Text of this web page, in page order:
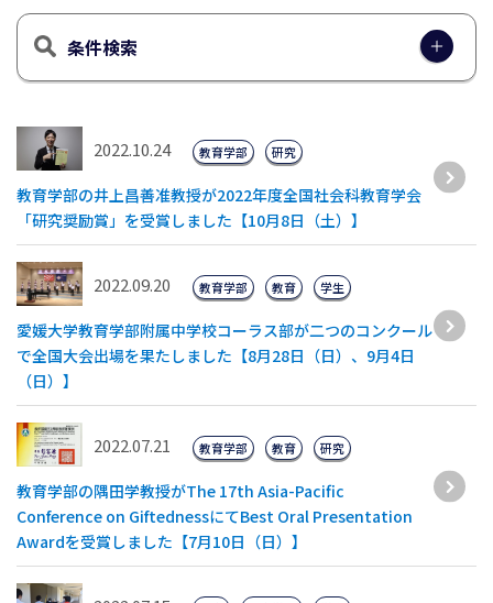
条件検索
2022.10.24
教育学部の井上昌善准教授が2022年度全国社会科教育学会
「研究奨励賞」を受賞しました【10月8日（土）】
教育学部 研究
2022.09.20
愛媛大学教育学部附属中学校コーラス部が二つのコンクール
で全国大会出場を果たしました【8月28日（日）、9月4日
（日）】
教育学部 教育 学生
2022.07.21
教育学部の隅田学教授がThe 17th Asia-Pacific
Conference on GiftednessにてBest Oral Presentation
Awardを受賞しました【7月10日（日）】
教育学部 教育 研究